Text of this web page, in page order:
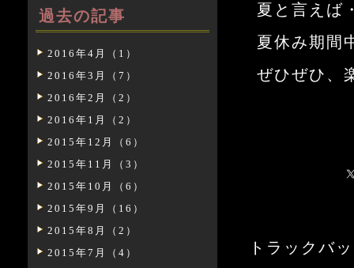
過去の記事
2016年4月（1）
2016年3月（7）
2016年2月（2）
2016年1月（2）
2015年12月（6）
2015年11月（3）
2015年10月（6）
2015年9月（16）
2015年8月（2）
2015年7月（4）
夏と言えば
夏休み期間
ぜひぜひ、
トラックバ